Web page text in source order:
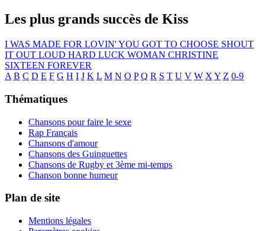
Les plus grands succès de Kiss
I WAS MADE FOR LOVIN' YOU GOT TO CHOOSE SHOUT
IT OUT LOUD HARD LUCK WOMAN CHRISTINE
SIXTEEN FOREVER
A B C D E F G H I J K L M N O P Q R S T U V W X Y Z 0-9
Thématiques
Chansons pour faire le sexe
Rap Français
Chansons d'amour
Chansons des Guinguettes
Chansons de Rugby et 3ème mi-temps
Chanson bonne humeur
Plan de site
Mentions légales